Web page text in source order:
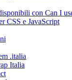
con Can I
CSS e JavaScript
.italia
Italia